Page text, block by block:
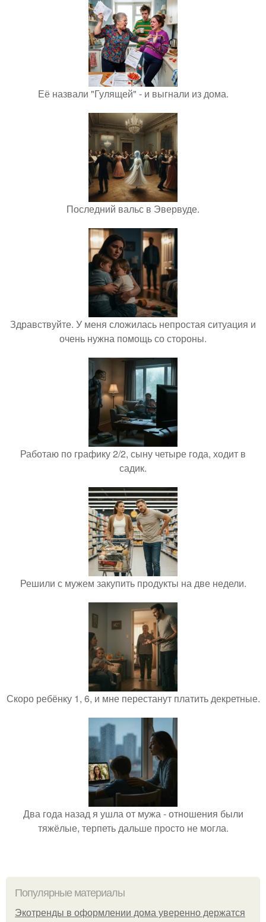
Её назвали "Гулящей" - и выгнали из дома.
Последний вальс в Эвервуде.
Здравствуйте. У меня сложилась непростая ситуация и
очень нужна помощь со стороны.
Работаю по графику 2/2, сыну четыре года, ходит в
садик.
Решили с мужем закупить продукты на две недели.
Скоро ребёнку 1, 6, и мне перестанут платить декретные.
Два года назад я ушла от мужа - отношения были
тяжёлые, терпеть дальше просто не могла.
Популярные материалы
Экотренды в оформлении дома уверенно держатся